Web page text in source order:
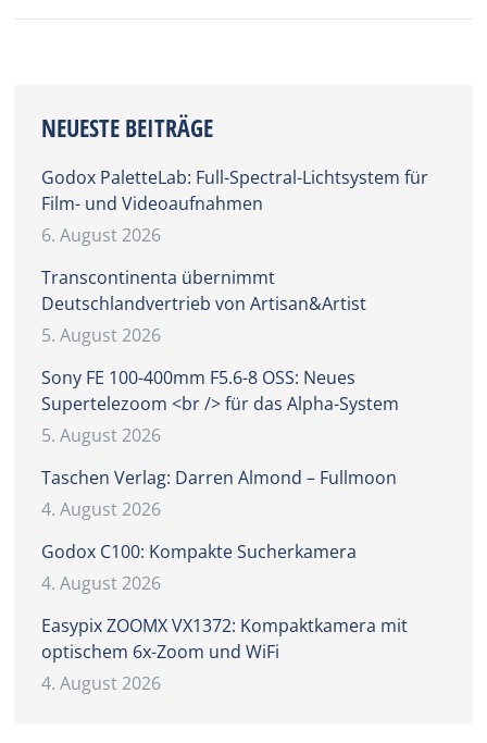
NEUESTE BEITRÄGE
Godox PaletteLab: Full-Spectral-Lichtsystem für
Film- und Videoaufnahmen
6. August 2026
Transcontinenta übernimmt
Deutschlandvertrieb von Artisan&Artist
5. August 2026
Sony FE 100-400mm F5.6-8 OSS: Neues
Supertelezoom <br /> für das Alpha-System
5. August 2026
Taschen Verlag: Darren Almond – Fullmoon
4. August 2026
Godox C100: Kompakte Sucherkamera
4. August 2026
Easypix ZOOMX VX1372: Kompaktkamera mit
optischem 6x-Zoom und WiFi
4. August 2026